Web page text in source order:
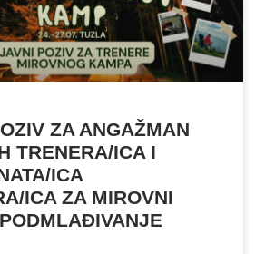
ZA ANGAŽMAN
TRENERA/ICA I
ICA
ICA ZA MIROVNI